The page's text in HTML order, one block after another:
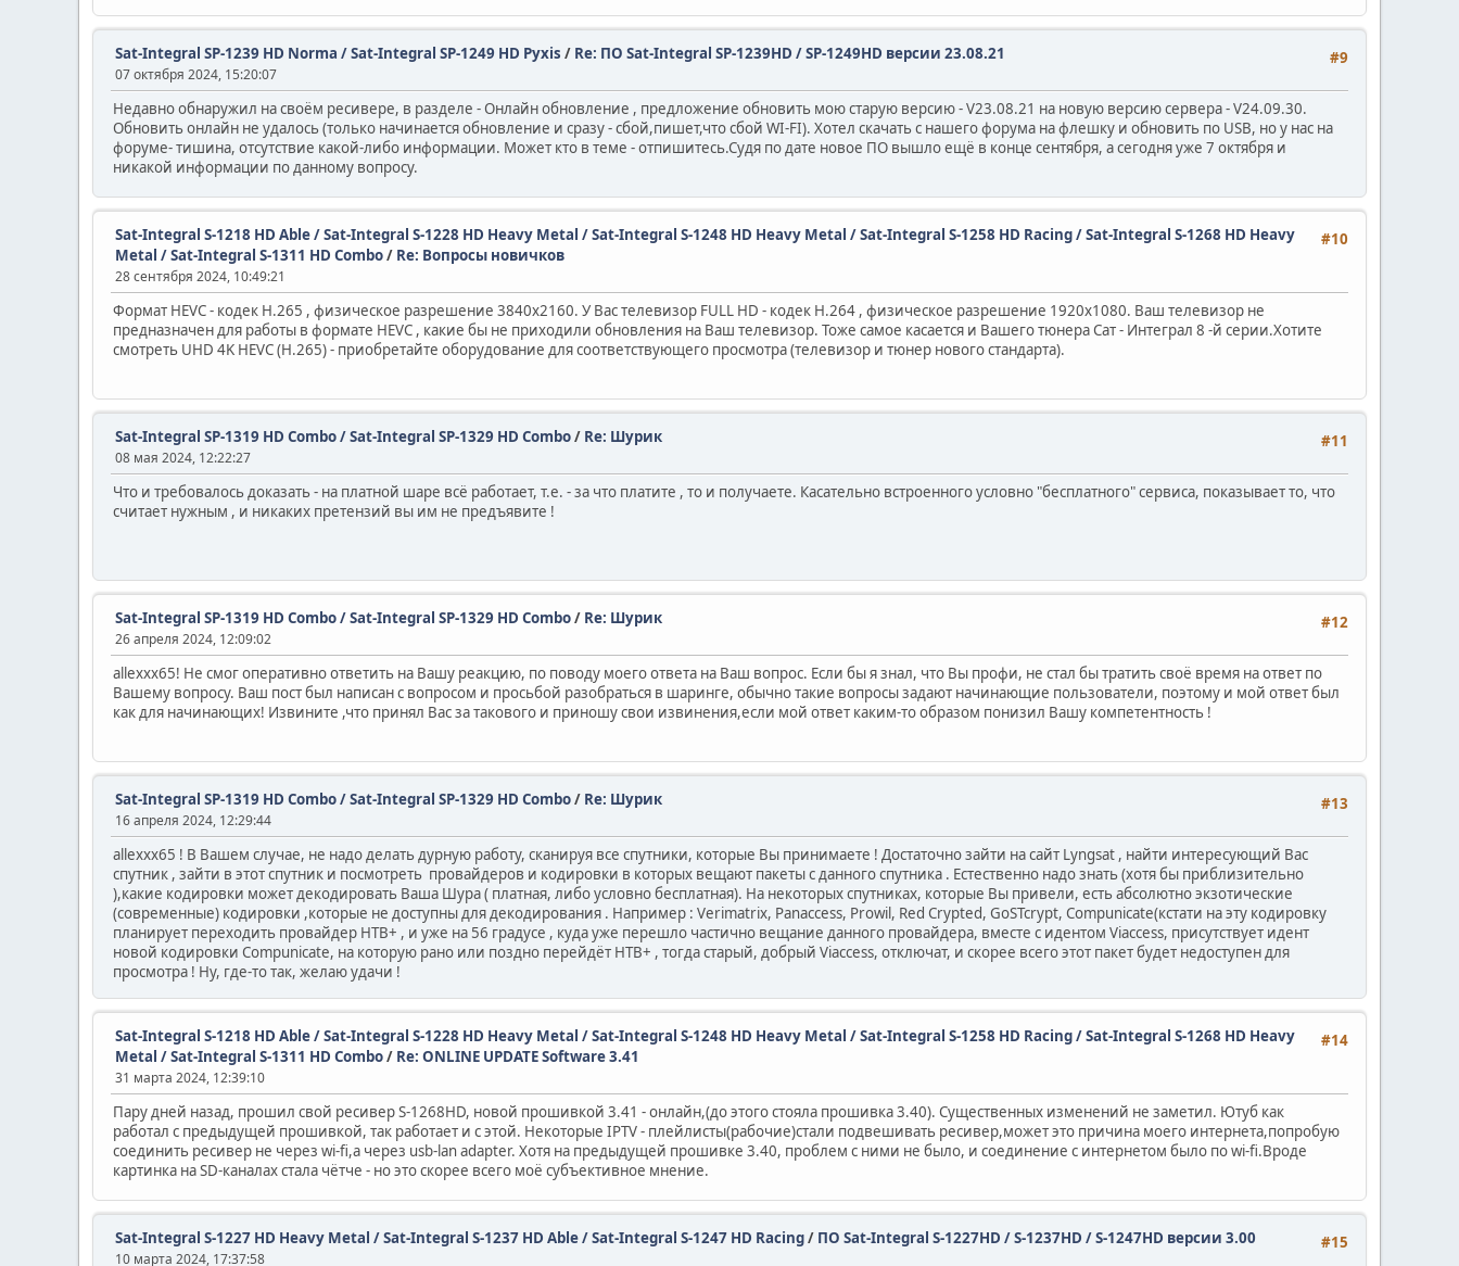
#9
Sat-Integral SP-1239 HD Norma / Sat-Integral SP-1249 HD Pyxis / Re: ПО Sat-Integral SP-1239HD / SP-1249HD версии 23.08.21
07 октября 2024, 15:20:07
Недавно обнаружил на своём ресивере, в разделе - Онлайн обновление , предложение обновить мою старую версию - V23.08.21 на новую версию сервера - V24.09.30.
Обновить онлайн не удалось (только начинается обновление и сразу - сбой,пишет,что сбой WI-FI). Хотел скачать с нашего форума на флешку и обновить по USB, но у нас на
форуме- тишина, отсутствие какой-либо информации. Может кто в теме - отпишитесь.Судя по дате новое ПО вышло ещё в конце сентября, а сегодня уже 7 октября и
никакой информации по данному вопросу.
#10
Sat-Integral S-1218 HD Able / Sat-Integral S-1228 HD Heavy Metal / Sat-Integral S-1248 HD Heavy Metal / Sat-Integral S-1258 HD Racing / Sat-Integral S-1268 HD Heavy
Metal / Sat-Integral S-1311 HD Combo/ Re: Вопросы новичков
28 сентября 2024, 10:49:21
Формат HEVC - кодек H.265 , физическое разрешение 3840х2160. У Вас телевизор FULL HD - кодек Н.264 , физическое разрешение 1920х1080. Ваш телевизор не
предназначен для работы в формате HEVC , какие бы не приходили обновления на Ваш телевизор. Тоже самое касается и Вашего тюнера Сат - Интеграл 8 -й серии.Хотите
смотреть UHD 4K HEVC (H.265) - приобретайте оборудование для соответствующего просмотра (телевизор и тюнер нового стандарта).
#11
Sat-Integral SP-1319 HD Combo / Sat-Integral SP-1329 HD Combo/ Re: Шурик
08 мая 2024, 12:22:27
Что и требовалось доказать - на платной шаре всё работает, т.е. - за что платите , то и получаете. Касательно встроенного условно "бесплатного" сервиса, показывает то, что
считает нужным , и никаких претензий вы им не предъявите !
#12
Sat-Integral SP-1319 HD Combo / Sat-Integral SP-1329 HD Combo/ Re: Шурик
26 апреля 2024, 12:09:02
allexxx65! Не смог оперативно ответить на Вашу реакцию, по поводу моего ответа на Ваш вопрос. Если бы я знал, что Вы профи, не стал бы тратить своё время на ответ по
Вашему вопросу. Ваш пост был написан с вопросом и просьбой разобраться в шаринге, обычно такие вопросы задают начинающие пользователи, поэтому и мой ответ был
как для начинающих! Извините ,что принял Вас за такового и приношу свои извинения,если мой ответ каким-то образом понизил Вашу компетентность !
#13
Sat-Integral SP-1319 HD Combo / Sat-Integral SP-1329 HD Combo/ Re: Шурик
16 апреля 2024, 12:29:44
allexxx65 ! В Вашем случае, не надо делать дурную работу, сканируя все спутники, которые Вы принимаете ! Достаточно зайти на сайт Lyngsat , найти интересующий Вас
спутник , зайти в этот спутник и посмотреть провайдеров и кодировки в которых вещают пакеты с данного спутника . Естественно надо знать (хотя бы приблизительно
),какие кодировки может декодировать Ваша Шура ( платная, либо условно бесплатная). На некоторых спутниках, которые Вы привели, есть абсолютно экзотические
(современные) кодировки ,которые не доступны для декодирования . Например : Verimatrix, Panaccess, Prowil, Red Crypted, GoSTcrypt, Compunicate(кстати на эту кодировку
планирует переходить провайдер НТВ+ , и уже на 56 градусе , куда уже перешло частично вещание данного провайдера, вместе с идентом Viaccess, присутствует идент
новой кодировки Compunicate, на которую рано или поздно перейдёт НТВ+ , тогда старый, добрый Viaccess, отключат, и скорее всего этот пакет будет недоступен для
просмотра ! Ну, где-то так, желаю удачи !
#14
Sat-Integral S-1218 HD Able / Sat-Integral S-1228 HD Heavy Metal / Sat-Integral S-1248 HD Heavy Metal / Sat-Integral S-1258 HD Racing / Sat-Integral S-1268 HD Heavy
Metal / Sat-Integral S-1311 HD Combo/ Re: ONLINE UPDATE Software 3.41
31 марта 2024, 12:39:10
Пару дней назад, прошил свой ресивер S-1268HD, новой прошивкой 3.41 - онлайн,(до этого стояла прошивка 3.40). Существенных изменений не заметил. Ютуб как
работал с предыдущей прошивкой, так работает и с этой. Некоторые IPTV - плейлисты(рабочие)стали подвешивать ресивер,может это причина моего интернета,попробую
соединить ресивер не через wi-fi,а через usb-lan adapter. Хотя на предыдущей прошивке 3.40, проблем с ними не было, и соединение с интернетом было по wi-fi.Вроде
картинка на SD-каналах стала чётче - но это скорее всего моё субъективное мнение.
#15
Sat-Integral S-1227 HD Heavy Metal / Sat-Integral S-1237 HD Able / Sat-Integral S-1247 HD Racing/ ПО Sat-Integral S-1227HD / S-1237HD / S-1247HD версии 3.00
10 марта 2024, 17:37:58